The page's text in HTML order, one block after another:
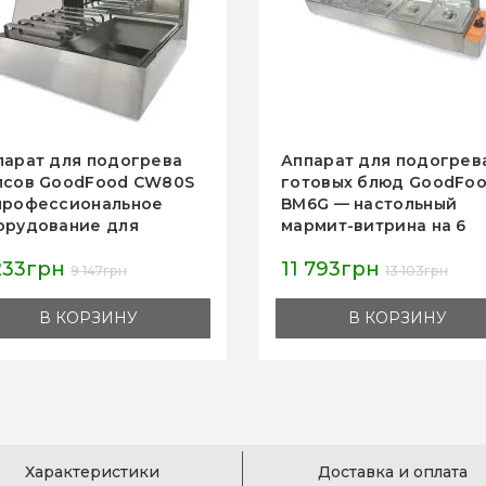
для подогрева
блюд GoodFood
— настольный
витрина на 6
нагрев,
витрина
13 103грн
В КОРЗИНУ
Аппарат для
соусов GoodFood SW1
профессиональный
электрический
ресторанов, кафе и
нержавеющей стали
3 115грн 3 461грн
В КОРЗИНУ
Характеристики Доставка и оплата